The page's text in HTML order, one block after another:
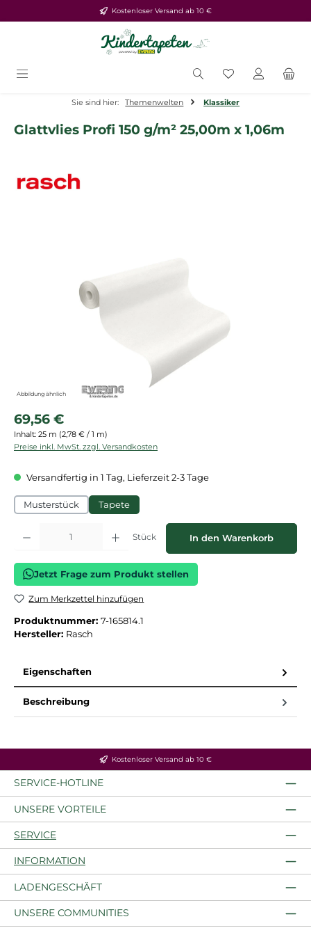
Zum Hauptinhalt springenKostenloser Versand ab 10 €
Du hast 0
Sie sind hier: Themenwelten Klassiker
Glattvlies Profi 150 g/m² 25,00m x 1,06m
Abbildung ähnlich
Regulärer Preis:
69,56 €
Inhalt: 25 m (2,78 € / 1 m)
Preise inkl. MwSt. zzgl. Versandkosten
Versandfertig in 1 Tag, Lieferzeit 2-3 Tage
Musterstück Tapete
Produkt Anzahl: Gib den gewünschten Wert ein oder benutze die
Stück In den Warenkorb
Jetzt Frage zum Produkt stellen
Zum Merkzettel hinzufügen
Produktnummer: 7-165814.1
Hersteller: Rasch
Eigenschaften
Beschreibung
Kostenloser Versand ab 10 €
SERVICE-HOTLINE
UNSERE VORTEILE
SERVICE
INFORMATION
LADENGESCHÄFT
UNSERE COMMUNITIES